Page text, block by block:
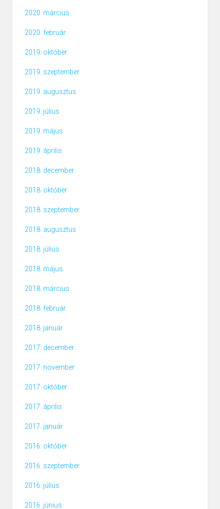
2020. március
2020. február
2019. október
2019. szeptember
2019. augusztus
2019. július
2019. május
2019. április
2018. december
2018. október
2018. szeptember
2018. augusztus
2018. július
2018. május
2018. március
2018. február
2018. január
2017. december
2017. november
2017. október
2017. április
2017. január
2016. október
2016. szeptember
2016. július
2016. június